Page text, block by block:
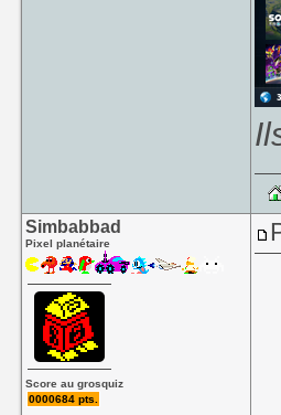
Simbabbad
Pixel planétaire
Score au grosquiz
0000684 pts.